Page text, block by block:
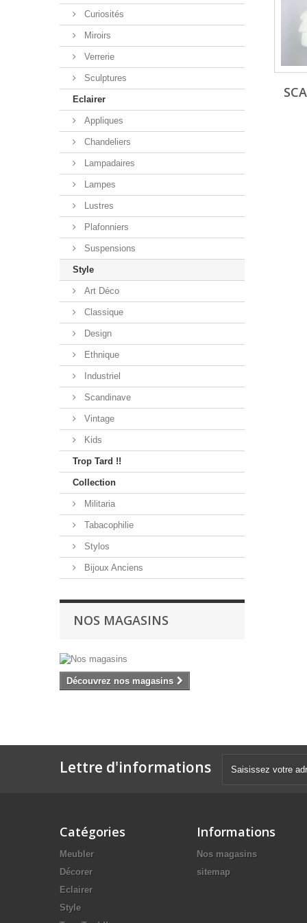
Curiosités
Miroirs
Verrerie
Sculptures
Eclairer
Appliques
Chandeliers
Lampadaires
Lampes
Lustres
Plafonniers
Suspensions
Style
Art Déco
Classique
Design
Ethnique
Industriel
Scandinave
Vintage
Kids
Trop Tard !!
Collection
Militaria
Tabacophilie
Stylos
Bijoux Anciens
NOS MAGASINS
Découvrez nos magasins
Lettre d'informations
Catégories
Meubler
Décorer
Eclairer
Style
Informations
Nos magasins
sitemap